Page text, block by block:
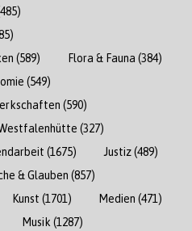
(589) Flora & Fauna (384)
(549)
(590)
(327)
(1675) Justiz(489)
& Glauben (857)
Kunst (1701) Medien (471)
Musik (1287)